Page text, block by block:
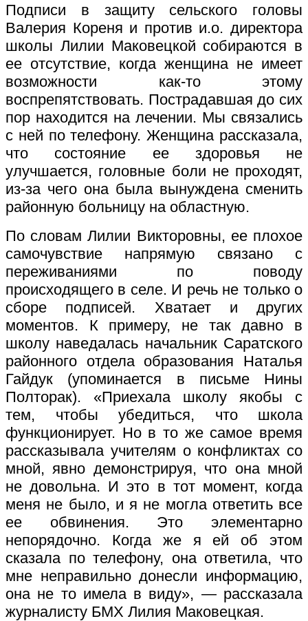
Подписи в защиту сельского головы
Валерия Кореня и против и.о. директора
школы Лилии Маковецкой собираются в
ее отсутствие, когда женщина не имеет
возможности как-то этому
воспрепятствовать. Пострадавшая до сих
пор находится на лечении. Мы связались
с ней по телефону. Женщина рассказала,
что состояние ее здоровья не
улучшается, головные боли не проходят,
из-за чего она была вынуждена сменить
районную больницу на областную.
По словам Лилии Викторовны, ее плохое
самочувствие напрямую связано с
переживаниями по поводу
происходящего в селе. И речь не только о
сборе подписей. Хватает и других
моментов. К примеру, не так давно в
школу наведалась начальник Саратского
районного отдела образования Наталья
Гайдук (упоминается в письме Нины
Полторак). «Приехала школу якобы с
тем, чтобы убедиться, что школа
функционирует. Но в то же самое время
рассказывала учителям о конфликтах со
мной, явно демонстрируя, что она мной
не довольна. И это в тот момент, когда
меня не было, и я не могла ответить все
ее обвинения. Это элементарно
непорядочно. Когда же я ей об этом
сказала по телефону, она ответила, что
мне неправильно донесли информацию,
она не то имела в виду», — рассказала
журналисту БМХ Лилия Маковецкая.